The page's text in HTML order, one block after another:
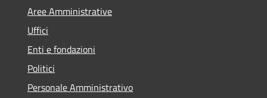
Aree Amministrative
Uffici
Enti e fondazioni
Politici
Personale Amministrativo